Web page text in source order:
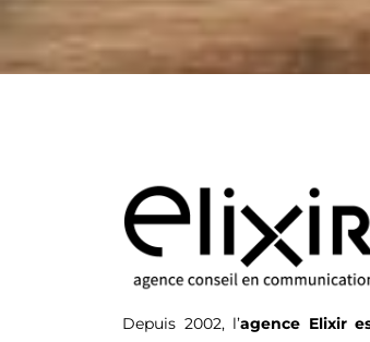
Depuis 2002, l’agence Elixir